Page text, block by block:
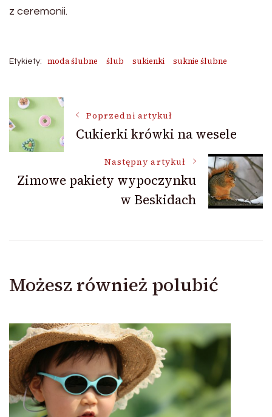
z ceremonii.
Etykiety: moda ślubne ślub sukienki suknie ślubne
Nawigacja
wpisu
Poprzedni artykuł
Cukierki krówki na wesele
Następny artykuł
Zimowe pakiety wypoczynku
w Beskidach
Możesz również polubić